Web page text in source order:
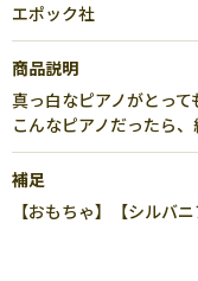
エポック社
商品説明
真っ白なピアノがとっ
こんなピアノだったら
補足
【おもちゃ】【シルバ